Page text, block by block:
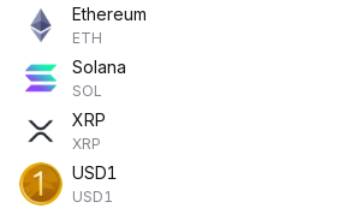
Ethereum
ETH
Solana
SOL
XRP
XRP
USD1
USD1